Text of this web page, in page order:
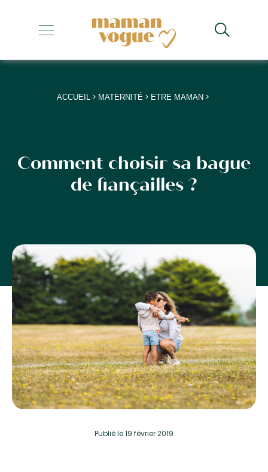
+
+
+
+
ACCUEIL > MATERNITÉ > ETRE MAMAN >
Comment choisir sa bague
de fiançailles ?
Publiéle 19 février 2019